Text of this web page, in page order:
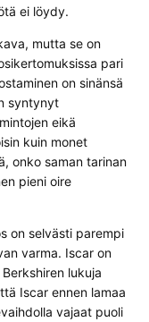
ei löydy.
mutta se on
pari
on sinänsä
syntynyt
eikä
kuin monet
onko saman tarinan
pieni oire
on selvästi parempi
varma. Iscar on
lukuja
Iscar ennen lamaa
vajaat puoli